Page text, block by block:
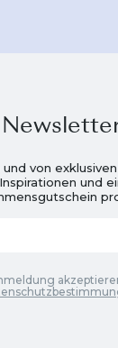
von
und